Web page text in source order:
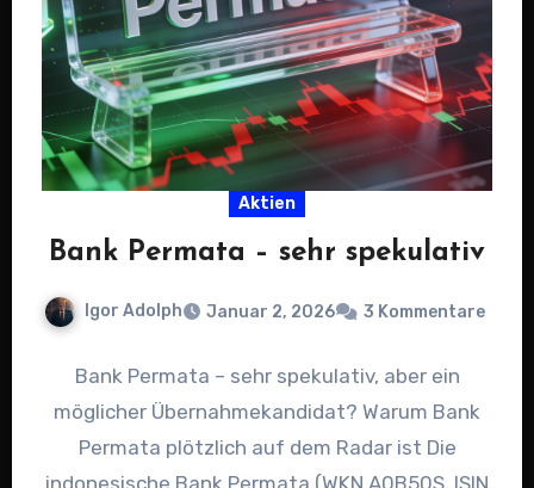
Aktien
Bank Permata – sehr spekulativ
Igor Adolph Januar 2, 2026 3 Kommentare
Bank Permata – sehr spekulativ, aber ein
möglicher Übernahmekandidat? Warum Bank
Permata plötzlich auf dem Radar ist Die